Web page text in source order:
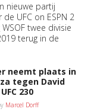
nieuwe partij
UFC on ESPN 2
twee divisie
terug in de
neemt plaats in
tegen David
230
Marcel Dorff